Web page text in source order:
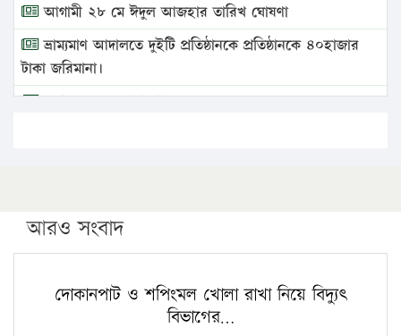
আগামী ২৮ মে ঈদুল আজহার তারিখ ঘোষণা
ভ্রাম্যমাণ আদালতে দুইটি প্রতিষ্ঠানকে প্রতিষ্ঠানকে ৪০হাজার
টাকা জরিমানা।
এবার লঞ্চের ভাড়া বাড়ল
পিএইচডি করছেন কুয়েটের কৃতি…
সারা দেশে বজ্রাঘাতে ১৪ জনের প্রাণহানি
কঠোর হচ্ছে এসএসসি ও এইচএসসি পরীক্ষা
ফরিদগঞ্জে আগুনে পুড়লো ৬ ব্যবসা প্রতিষ্ঠান
আরও সংবাদ
দোকানপাট ও শপিংমল খোলা রাখা নিয়ে বিদ্যুৎ
বিভাগের…